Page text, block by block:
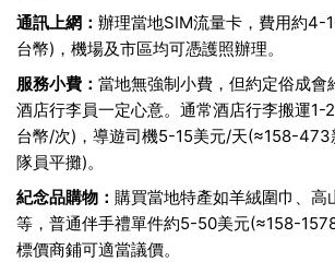
通訊上網： 辦理當地SIM流量卡，費用約4-
台幣)，機場及市區均可憑護照辦理。
服務小費： 當地無強制小費，但約定俗成會
酒店行李員一定心意。通常酒店行李搬運
台幣/次)，導遊司機5-15美元/天(≈158-473
隊員平攤)。
紀念品購物： 購買當地特產如羊絨圍巾、高
等，普通伴手禮單件約5-50美元(≈158-
標價商鋪可適當議價。